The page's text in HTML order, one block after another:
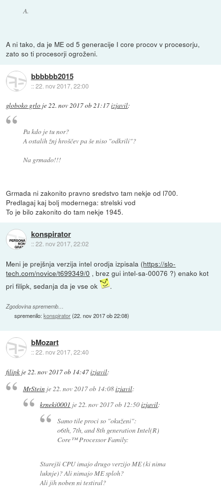
A.
A ni tako, da je ME od 5 generacije I core procov v procesorju,
zato so ti procesorji ogroženi.
bbbbbb2015
::22. nov 2017, 22:00
globoko grlo je22. nov 2017 ob 21:17izjavil:
Pa kdo je tu nor?
A ostalih žnj hroščev pa še niso "odkrili"?
Na grmado!!!
Grmada ni zakonito pravno sredstvo tam nekje od l700.
Predlagaj kaj bolj modernega: strelski vod
To je bilo zakonito do tam nekje 1945.
konspirator
::22. nov 2017, 22:02
Meni je prejšnja verzija intel orodja izpisala (https://slo-
tech.com/novice/t699349/0 , brez gui intel-sa-00076 ?) enako kot
pri filipk, sedanja da je vse ok
.
Zgodovina sprememb…
spremenilo:konspirator(22. nov 2017 ob 22:08)
bMozart
::22. nov 2017, 22:40
filipk je22. nov 2017 ob 14:47izjavil:
MrSteinje 22. nov 2017 ob 14:08izjavil:
krneki0001 je22. nov 2017 ob 12:50izjavil:
Samo tile proci so "okuženi":
o6th, 7th, and 8th generation Intel(R)
Core™ Processor Family:
Starejši CPU imajo drugo verzijo ME (ki nima
luknje)? Ali nimajo ME sploh?
Ali jih noben ni testiral?